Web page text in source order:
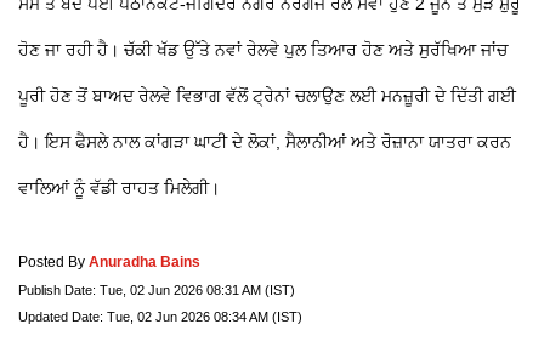
ਹੋਣ ਜਾ ਰਹੀ ਹੈ। ਚੱਕੀ ਖੱਡ ਉੱਤੇ ਨਵਾਂ ਰੇਲਵੇ ਪੁਲ ਤਿਆਰ ਹੋਣ ਅਤੇ ਸੁਰੱਖਿਆ ਜਾਂਚ
ਪੂਰੀ ਹੋਣ ਤੋਂ ਬਾਅਦ ਰੇਲਵੇ ਵਿਭਾਗ ਵੱਲੋਂ ਟ੍ਰੇਨਾਂ ਚਲਾਉਣ ਲਈ ਮਨਜ਼ੂਰੀ ਦੇ ਦਿੱਤੀ ਗਈ
ਹੈ। ਇਸ ਫੈਸਲੇ ਨਾਲ ਕਾਂਗੜਾ ਘਾਟੀ ਦੇ ਲੋਕਾਂ, ਸੈਲਾਨੀਆਂ ਅਤੇ ਰੋਜ਼ਾਨਾ ਯਾਤਰਾ ਕਰਨ
ਵਾਲਿਆਂ ਨੂੰ ਵੱਡੀ ਰਾਹਤ ਮਿਲੇਗੀ।
Posted By Anuradha Bains
Publish Date: Tue, 02 Jun 2026 08:31 AM (IST)
Updated Date: Tue, 02 Jun 2026 08:34 AM (IST)